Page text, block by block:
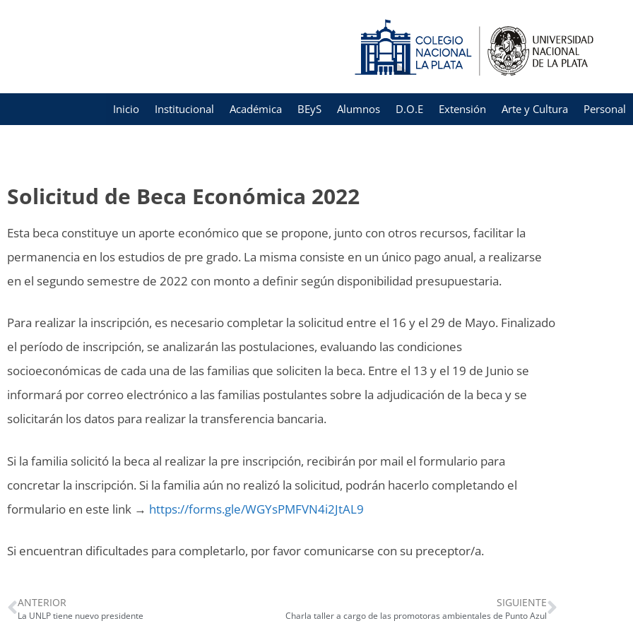
Inicio Institucional Académica BEyS Alumnos D.O.E Extensión Arte y Cultura Personal
Solicitud de Beca Económica 2022
Esta beca constituye un aporte económico que se propone, junto con otros recursos, facilitar la
permanencia en los estudios de pre grado. La misma consiste en un único pago anual, a realizarse
en el segundo semestre de 2022 con monto a definir según disponibilidad presupuestaria.
Para realizar la inscripción, es necesario completar la solicitud entre el 16 y el 29 de Mayo. Finalizado
el período de inscripción, se analizarán las postulaciones, evaluando las condiciones
socioeconómicas de cada una de las familias que soliciten la beca. Entre el 13 y el 19 de Junio se
informará por correo electrónico a las familias postulantes sobre la adjudicación de la beca y se
solicitarán los datos para realizar la transferencia bancaria.
Si la familia solicitó la beca al realizar la pre inscripción, recibirán por mail el formulario para
concretar la inscripción. Si la familia aún no realizó la solicitud, podrán hacerlo completando el
formulario en este link → https://forms.gle/WGYsPMFVN4i2JtAL9
Si encuentran dificultades para completarlo, por favor comunicarse con su preceptor/a.
ANTERIOR
La UNLP tiene nuevo presidente
SIGUIENTE
Charla taller a cargo de las promotoras ambientales de Punto Azul